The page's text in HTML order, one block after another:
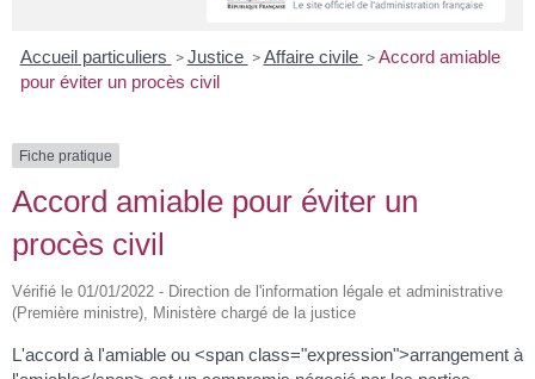
Accueil particuliers > Justice > Affaire civile > Accord amiable
pour éviter un procès civil
Fiche pratique
Accord amiable pour éviter un
procès civil
Vérifié le 01/01/2022 - Direction de l'information légale et administrative
(Première ministre), Ministère chargé de la justice
L'accord à l'amiable ou <span class="expression">arrangement à